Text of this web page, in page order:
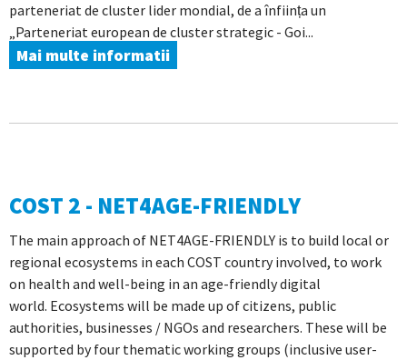
parteneriat de cluster lider mondial, de a înființa un
„Parteneriat european de cluster strategic - Goi...
Mai multe informatii
COST 2 - NET4AGE-FRIENDLY
The main approach of NET4AGE-FRIENDLY is to build local or
regional ecosystems in each COST country involved, to work
on health and well-being in an age-friendly digital
world. Ecosystems will be made up of citizens, public
authorities, businesses / NGOs and researchers. These will be
supported by four thematic working groups (inclusive user-